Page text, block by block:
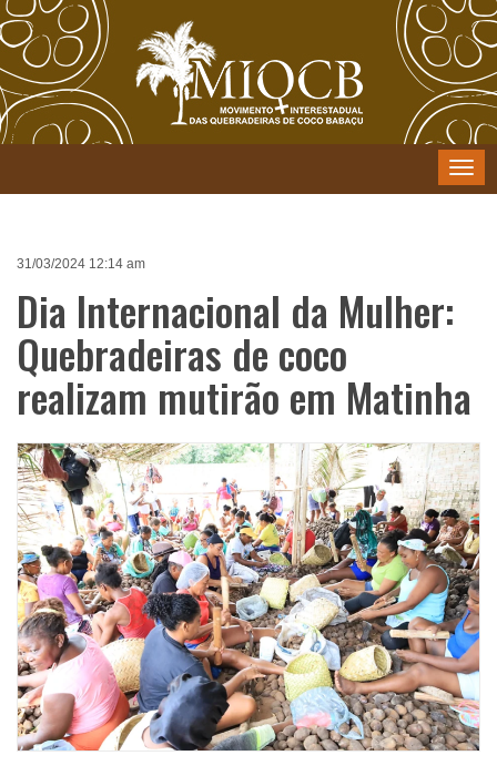
Menu
31/03/2024 12:14 am
Dia Internacional da Mulher:
Quebradeiras de coco
realizam mutirão em Matinha